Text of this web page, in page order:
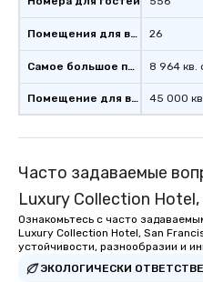
Помещения для встреч
Самое большое помещение
Помещение для встречи
26
8 964 кв.
45 000
Часто задаваемые
Luxury Collection Hotel,
Ознакомьтесь с часто
Luxury Collection Hotel, San
устойчивости, разнообразии и
ЭКОЛОГИЧЕСКИ